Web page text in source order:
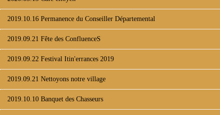
2019.10.16 Permanence du Conseiller Départemental
2019.09.21 Fête des ConfluenceS
2019.09.22 Festival Itin'errances 2019
2019.09.21 Nettoyons notre village
2019.10.10 Banquet des Chasseurs